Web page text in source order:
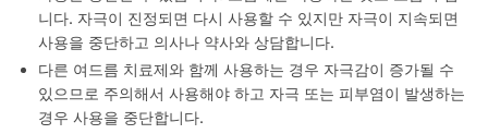
니다. 자극이 진정되면 다시 사용할 수 있지만 자극이 지속되면
사용을 중단하고 의사나 약사와 상담합니다.
다른 여드름 치료제와 함께 사용하는 경우 자극감이 증가될 수
있으므로 주의해서 사용해야 하고 자극 또는 피부염이 발생하는
경우 사용을 중단합니다.